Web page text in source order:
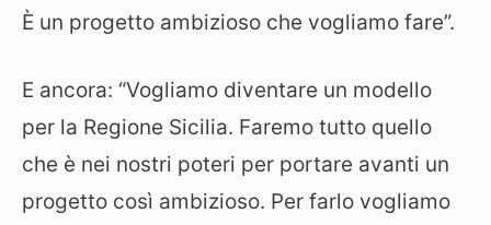
È un progetto ambizioso che vogliamo fare”.
E ancora: “Vogliamo diventare un modello
per la Regione Sicilia. Faremo tutto quello
che è nei nostri poteri per portare avanti un
progetto così ambizioso. Per farlo vogliamo